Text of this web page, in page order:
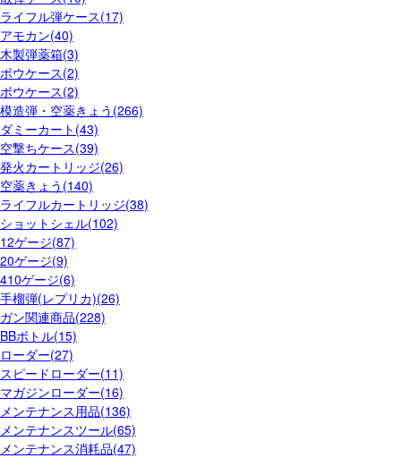
ライフル弾ケース(17)
アモカン(40)
木製弾薬箱(3)
ボウケース(2)
ボウケース(2)
模造弾・空薬きょう(266)
ダミーカート(43)
空撃ちケース(39)
発火カートリッジ(26)
空薬きょう(140)
ライフルカートリッジ(38)
ショットシェル(102)
12ゲージ(87)
20ゲージ(9)
410ゲージ(6)
手榴弾(レプリカ)(26)
ガン関連商品(228)
BBボトル(15)
ローダー(27)
スピードローダー(11)
マガジンローダー(16)
メンテナンス用品(136)
メンテナンスツール(65)
メンテナンス消耗品(47)